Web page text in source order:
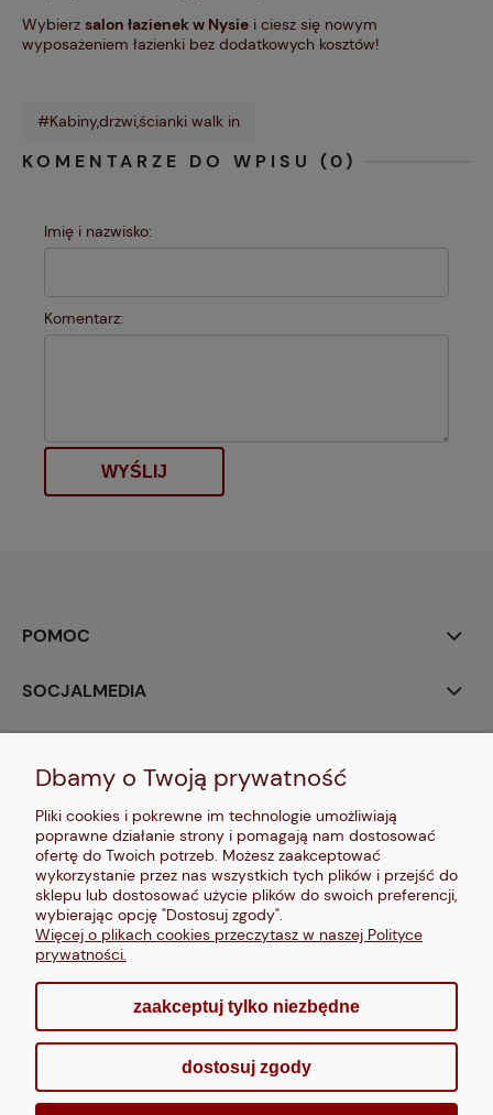
Wybierz salon łazienek w Nysie i ciesz się nowym
wyposażeniem łazienki bez dodatkowych kosztów!
#Kabiny,drzwi,ścianki walk in
KOMENTARZE DO WPISU (0)
Imię i nazwisko:
Komentarz:
WYŚLIJ
POMOC
SOCJALMEDIA
INFORMACJE
O NAS
Sklep internetowy Shoper.pl
Dbamy o Twoją prywatność
Pliki cookies i pokrewne im technologie umożliwiają
poprawne działanie strony i pomagają nam dostosować
ofertę do Twoich potrzeb. Możesz zaakceptować
wykorzystanie przez nas wszystkich tych plików i przejść do
sklepu lub dostosować użycie plików do swoich preferencji,
wybierając opcję "Dostosuj zgody".
Więcej o plikach cookies przeczytasz w naszej Polityce
prywatności.
zaakceptuj tylko niezbędne
dostosuj zgody